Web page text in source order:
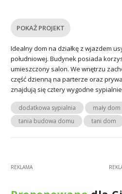
POKAŻ PROJEKT
Idealny dom na działkę z wjazdem
południowej. Budynek posiada
umieszczony salon. We wnętrzu
część dzienną na parterze oraz
znajdują się cztery wygodne
dodatkowa sypialnia mały dom
tania budowa domu
tani dom